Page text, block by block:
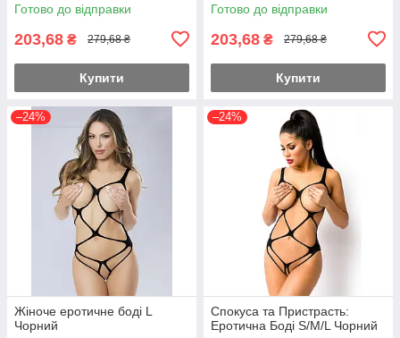
Готово до відправки
203,68 ₴ 279,68 ₴
Купити
Готово до відправки
203,68 ₴ 279,68 ₴
Купити
–24%
Жіноче еротичне боді L
Чорний
–24%
Спокуса та Пристрасть:
Еротична Боді S/M/L Чорний